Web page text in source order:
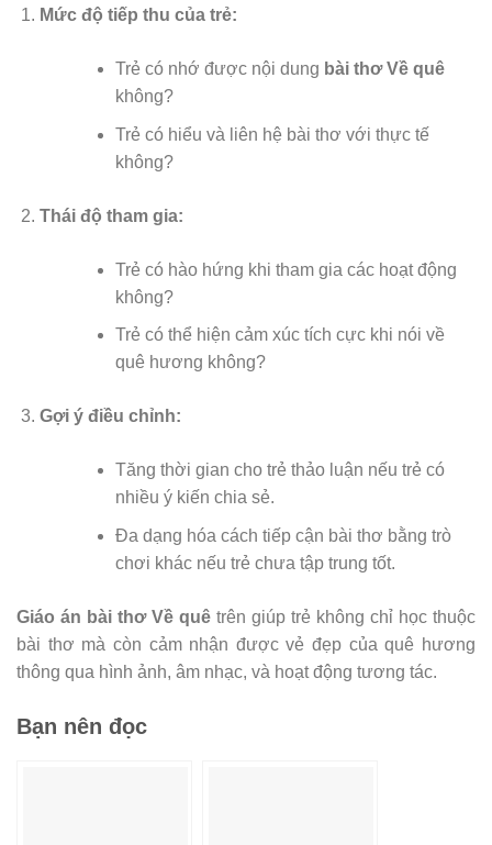
Mức độ tiếp thu của trẻ:
Trẻ có nhớ được nội dung bài thơ Về quê
không?
Trẻ có hiểu và liên hệ bài thơ với thực tế
không?
Thái độ tham gia:
Trẻ có hào hứng khi tham gia các hoạt động
không?
Trẻ có thể hiện cảm xúc tích cực khi nói về
quê hương không?
Gợi ý điều chỉnh:
Tăng thời gian cho trẻ thảo luận nếu trẻ có
nhiều ý kiến chia sẻ.
Đa dạng hóa cách tiếp cận bài thơ bằng trò
chơi khác nếu trẻ chưa tập trung tốt.
Giáo án bài thơ Về quê trên giúp trẻ không chỉ học thuộc
bài thơ mà còn cảm nhận được vẻ đẹp của quê hương
thông qua hình ảnh, âm nhạc, và hoạt động tương tác.
Bạn nên đọc